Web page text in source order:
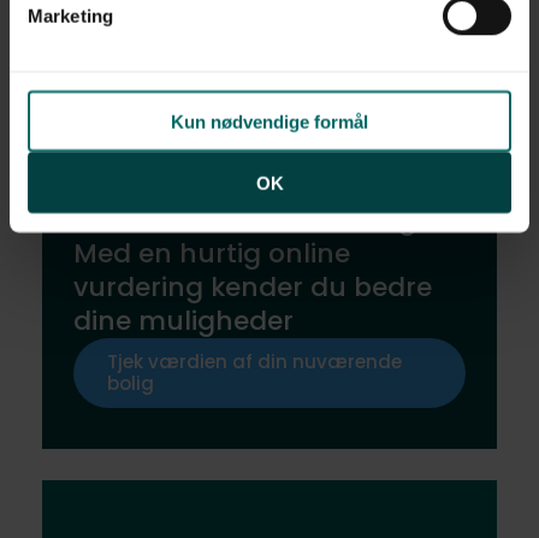
Marketing
Kun nødvendige formål
OK
Har du råd til denne bolig?
Med en hurtig online
vurdering kender du bedre
dine muligheder
Tjek værdien af din nuværende
bolig